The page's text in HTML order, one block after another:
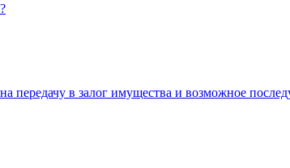
передачу в залог имущества и возможное